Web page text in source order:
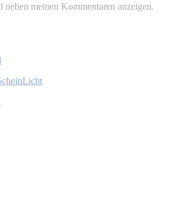
neben meinen Kommentaren anzeigen.